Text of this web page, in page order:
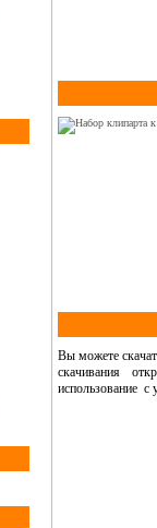
Вы можете
скачивания
использование с